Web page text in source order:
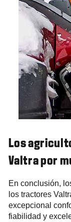
Los
Valtra por
En conclusión,
los tractores
excepcional
fiabilidad y